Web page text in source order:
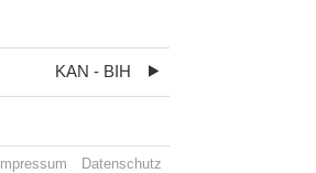
KAN - BIH
Impressum Datenschutz